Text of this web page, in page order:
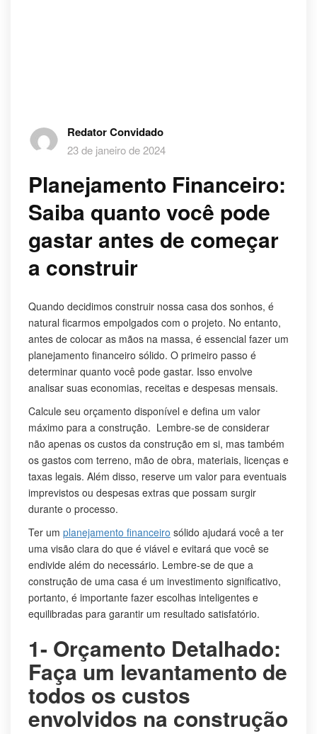
Redator Convidado
23 de janeiro de 2024
Planejamento Financeiro:
Saiba quanto você pode
gastar antes de começar
a construir
Quando decidimos construir nossa casa dos sonhos, é
natural ficarmos empolgados com o projeto. No entanto,
antes de colocar as mãos na massa, é essencial fazer um
planejamento financeiro sólido. O primeiro passo é
determinar quanto você pode gastar. Isso envolve
analisar suas economias, receitas e despesas mensais.
Calcule seu orçamento disponível e defina um valor
máximo para a construção. Lembre-se de considerar
não apenas os custos da construção em si, mas também
os gastos com terreno, mão de obra, materiais, licenças e
taxas legais. Além disso, reserve um valor para eventuais
imprevistos ou despesas extras que possam surgir
durante o processo.
Ter um planejamento financeiro sólido ajudará você a ter
uma visão clara do que é viável e evitará que você se
endivide além do necessário. Lembre-se de que a
construção de uma casa é um investimento significativo,
portanto, é importante fazer escolhas inteligentes e
equilibradas para garantir um resultado satisfatório.
1- Orçamento Detalhado:
Faça um levantamento de
todos os custos
envolvidos na construção